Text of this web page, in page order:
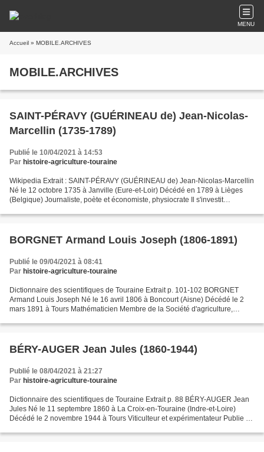
MENU
Accueil » MOBILE.ARCHIVES
MOBILE.ARCHIVES
SAINT-PÉRAVY (GUÉRINEAU de) Jean-Nicolas-
Marcellin (1735-1789)
Publié le 10/04/2021 à 14:53
Par histoire-agriculture-touraine
Wikipedia Extrait : SAINT-PÉRAVY (GUÉRINEAU de) Jean-Nicolas-Marcellin
Né le 12 octobre 1735 à Janville (Eure-et-Loir) Décédé en 1789 à Lièges
(Belgique) Journaliste, poète et économiste, physiocrate Il s'investit
BORGNET Armand Louis Joseph (1806-1891)
Publié le 09/04/2021 à 08:41
Par histoire-agriculture-touraine
Dictionnaire des scientifiques de Touraine Extrait p. 101-102 BORGNET
Armand Louis Joseph Né le 16 avril 1806 à Boncourt (Aisne) Décédé le 2
mars 1891 à Tours Mathématicien Membre de la Société d'agriculture,
BÉRY-AUGER Jean Jules (1860-1944)
Publié le 08/04/2021 à 21:27
Par histoire-agriculture-touraine
Dictionnaire des scientifiques de Touraine Extrait p. 88 BÉRY-AUGER Jean
Jules Né le 11 septembre 1860 à La Croix-en-Touraine (Indre-et-Loire)
Décédé le 2 novembre 1944 à Tours Viticulteur et expérimentateur Publie en